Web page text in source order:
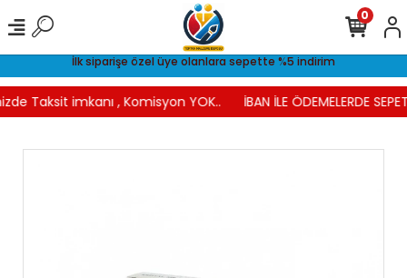
İlk siparişe özel üye olanlara sepette %5 indirim
Taksit imkanı , Komisyon YOK.. İBAN İLE ÖDEMELERDE
0